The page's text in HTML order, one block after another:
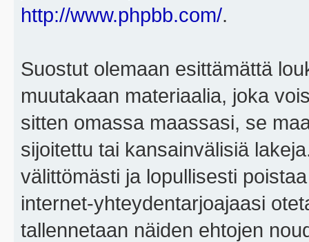
http://www.phpbb.com/.
Suostut olemaan esittämättä
muutakaan materiaalia, joka
sitten omassa maassasi, se
sijoitettu tai kansainvälisiä
välittömästi ja lopullisesti
internet-yhteydentarjoajaasi
tallennetaan näiden ehtojen